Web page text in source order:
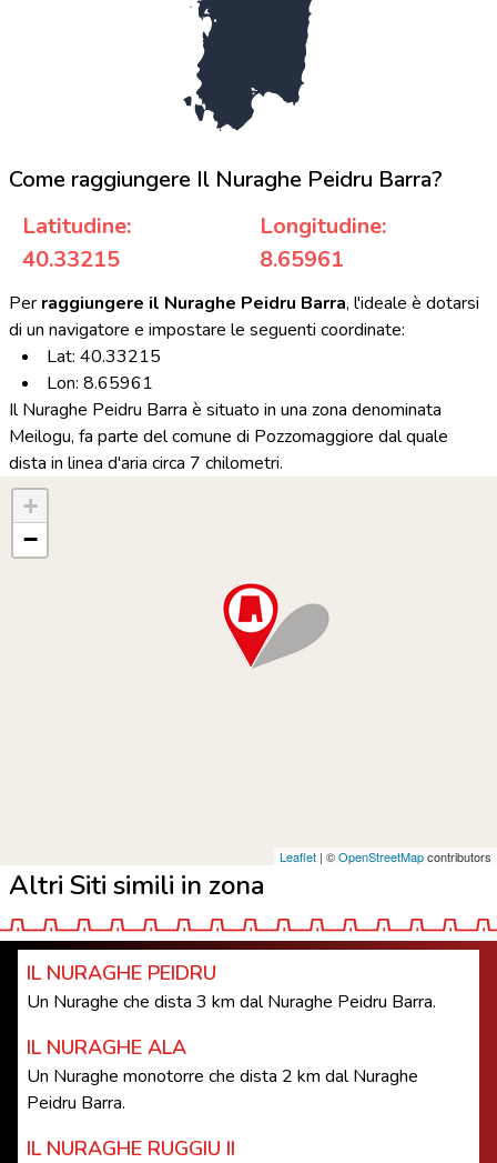
Come raggiungere Il Nuraghe Peidru Barra?
Latitudine:
40.33215
Longitudine:
8.65961
Per raggiungere il Nuraghe Peidru Barra, l'ideale è dotarsi
di un navigatore e impostare le seguenti coordinate:
Lat: 40.33215
Lon: 8.65961
Il Nuraghe Peidru Barra è situato in una zona denominata
Meilogu, fa parte del comune di Pozzomaggiore dal quale
dista in linea d'aria circa 7 chilometri.
+
−
Leaflet | ©OpenStreetMapcontributors
Altri Siti simili in zona
IL NURAGHE PEIDRU
Un Nuraghe che dista 3 km dal Nuraghe Peidru Barra.
IL NURAGHE ALA
Un Nuraghe monotorre che dista 2 km dal Nuraghe
Peidru Barra.
IL NURAGHE RUGGIU II